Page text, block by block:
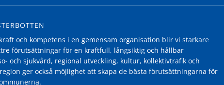
och kompetens i en gemensam organisation blir vi starkare
förutsättningar för en kraftfull, långsiktig och hållbar
och sjukvård, regional utveckling, kultur, kollektivtrafik och
ger också möjlighet att skapa de bästa förutsättningarna för